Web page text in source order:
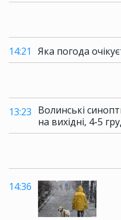
14:21 Яка погода
13:23 Волинські
на вихідні, 4-5
14:36